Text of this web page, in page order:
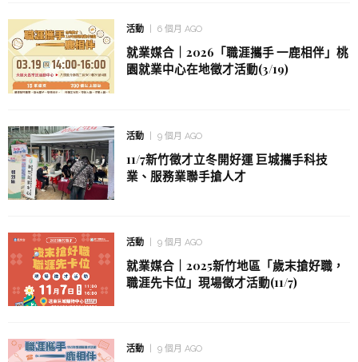
活動 6 個月 AGO
就業媒合｜2026「職涯攜手 一鹿相伴」桃
園就業中心在地徵才活動(3/19)
活動 9 個月 AGO
11/7新竹徵才立冬開好運 巨城攜手科技
業、服務業聯手搶人才
活動 9 個月 AGO
就業媒合｜2025新竹地區「歲末搶好職，
職涯先卡位」現場徵才活動(11/7)
活動 9 個月 AGO